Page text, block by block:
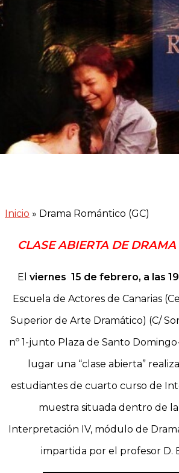
Inicio » Drama Romántico (GC)
CLASE ABIERTA DE
El viernes 15 de febrero, a las
Escuela de Actores de Canarias
Superior de Arte Dramático) (C/
nº 1-junto Plaza de Santo
lugar una “clase abierta”
estudiantes de cuarto curso de
muestra situada dentro de
Interpretación IV, módulo de
impartida por el profesor D.